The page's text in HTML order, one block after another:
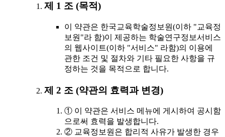
제 1 조 (목적)
이 약관은 한국교육학술정보원(이하 "교육정
보원"라 함)이 제공하는 학술연구정보서비스
의 웹사이트(이하 "서비스" 라함)의 이용에
관한 조건 및 절차와 기타 필요한 사항을 규
정하는 것을 목적으로 합니다.
제 2 조 (약관의 효력과 변경)
① 이 약관은 서비스 메뉴에 게시하여 공시함
으로써 효력을 발생합니다.
② 교육정보원은 합리적 사유가 발생한 경우